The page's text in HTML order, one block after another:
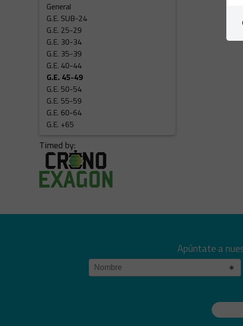
General
G.E. SUB-24
G.E. 25-29
G.E. 30-34
G.E. 35-39
G.E. 40-44
G.E. 45-49
G.E. 50-54
G.E. 55-59
G.E. 60-64
G.E. +65
Timed by:
Apúntate a